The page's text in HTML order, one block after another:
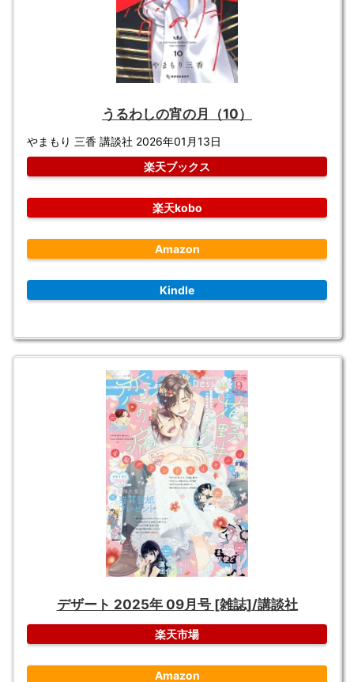
うるわしの宵の月（10）
やまもり 三香 講談社 2026年01月13日
楽天ブックス
楽天kobo
Amazon
Kindle
デザート 2025年 09月号 [雑誌]/講談社
楽天市場
Amazon